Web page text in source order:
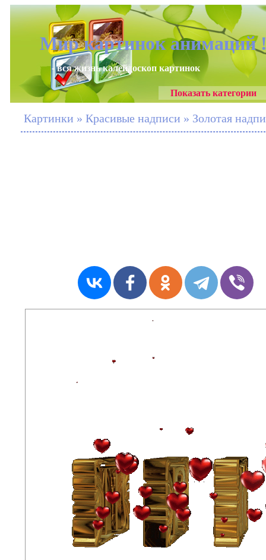
Мир картинок анимаций
- вся жизнь калейдоскоп картинок
Показать категории
Картинки » Красивые надписи » Золотая